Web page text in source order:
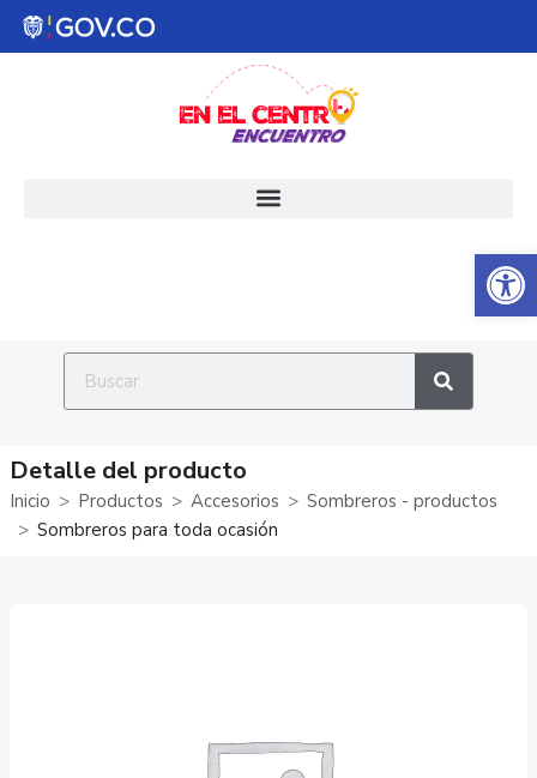
Abrir
Detalle del producto
Inicio Productos Accesorios
Sombreros - productos
Sombreros para toda ocasión